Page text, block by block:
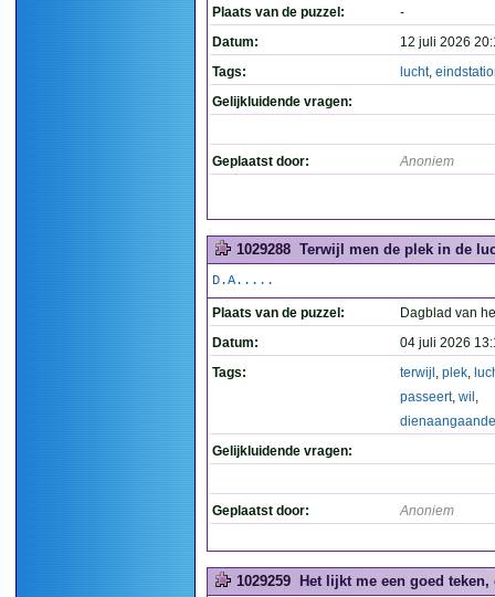
Plaats van de puzzel:
-
Datum:
12 juli 2026
Tags:
lucht,
Gelijkluidende vragen:
Geplaatst door: Anoniem
1029288 Terwijl men de plek in de
D.A.....
Plaats van de puzzel:
Dagblad van
Datum:
04 juli 2026
Tags:
terwijl , plek,
passeert, wil ,
dienaangaande
Gelijkluidende vragen:
Geplaatst door: Anoniem
1029259 Het lijkt me een goed